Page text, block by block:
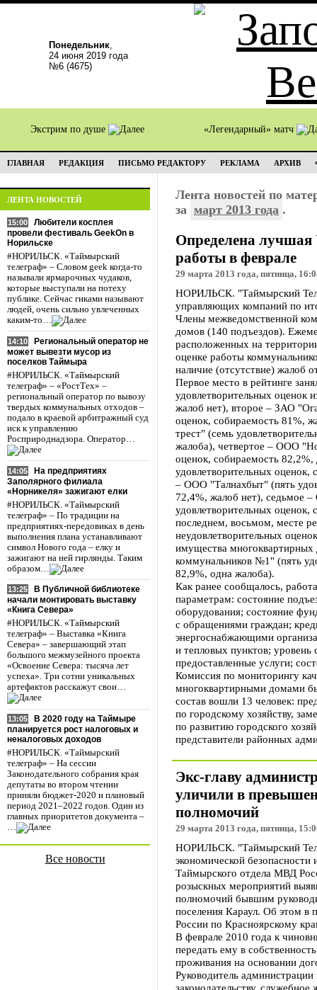
Понедельник,
24 июня 2019 года
№6 (4675)
Экстрим по душе «Легендарный» матч
ГЛАВНАЯ РЕДАКЦИЯ ПИСЬМО РЕДАКТОРУ РЕКЛАМА АРХИВ
ЛЕНТА НОВОСТЕЙ
15:00
Любители косплея
провели фестиваль GeekOn в
Норильске
#НОРИЛЬСК. «Таймырский
телеграф» – Словом geek когда-то
называли ярмарочных чудаков,
которые выступали на потеху
публике. Сейчас гиками называют
людей, очень сильно увлеченных
каким-то…
14:10
Региональный оператор не
может вывезти мусор из
поселков Таймыра
#НОРИЛЬСК. «Таймырский
телеграф» – «РостТех» –
региональный оператор по вывозу
твердых коммунальных отходов –
подало в краевой арбитражный суд
иск к управлению
Росприроднадзора. Оператор…
14:05
На предприятиях
Заполярного филиала
«Норникеля» зажигают елки
#НОРИЛЬСК. «Таймырский
телеграф» – По традиции на
предприятиях-передовиках в день
выполнения плана устанавливают
символ Нового года – елку и
зажигают на ней гирлянды. Таким
образом…
13:25
В Публичной библиотеке
начали монтировать выставку
«Книга Севера»
#НОРИЛЬСК. «Таймырский
телеграф» – Выставка «Книга
Севера» – завершающий этап
большого межмузейного проекта
«Освоение Севера: тысяча лет
успеха». Три сотни уникальных
артефактов расскажут свои…
13:05
В 2020 году на Таймыре
планируется рост налоговых и
неналоговых доходов
#НОРИЛЬСК. «Таймырский
телеграф» – На сессии
Законодательного собрания края
депутаты во втором чтении
приняли бюджет-2020 и плановый
период 2021–2022 годов. Один из
главных приоритетов документа –
…
Все новости
Лента новостей по
за март 2013 года .
Определена
работы в феврале
29 марта 2013 года, пятница,
НОРИЛЬСК. "Таймырский
управляющих компаний по
Члены межведомственной
домов (140 подъездов).
расположенных на
оценке работы
наличие (отсутствие) жалоб
Первое место в рейтинге
удовлетворительных оценок
жалоб нет), второе – ЗАО
оценок, собираемость 81%,
трест" (семь
жалоба), четвертое – ООО
оценок, собираемость
удовлетворительных
– ООО "Талнахбыт" (пять
72,4%, жалоб нет), седьмое
удовлетворительных
последнем, восьмом, месте
неудовлетворительных
имущества
коммунальников №1" (пять
82,9%, одна жалоба).
Как ранее сообщалось,
параметрам: состояние
оборудования; состояние
с обращениями граждан;
энергоснабжающими
и тепловых пунктов; уровень
предоставленные услуги;
Комиссия по мониторингу
многоквартирными домами
состав вошли 13 человек:
по городскому хозяйству,
по развитию городского
представители районных
Экс-главу
уличили в
полномочий
29 марта 2013 года, пятница,
НОРИЛЬСК. "Таймырский
экономической
Таймырского отдела МВД
розыскных мероприятий
полномочий бывшим
поселения Караул. Об этом
России по Красноярскому
В феврале 2010 года к
передать ему в
проживания на основании
Руководитель
законодательству, служебное